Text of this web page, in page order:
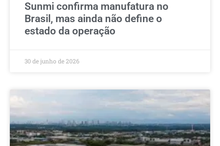
Sunmi confirma manufatura no
Brasil, mas ainda não define o
estado da operação
30 de junho de 2026